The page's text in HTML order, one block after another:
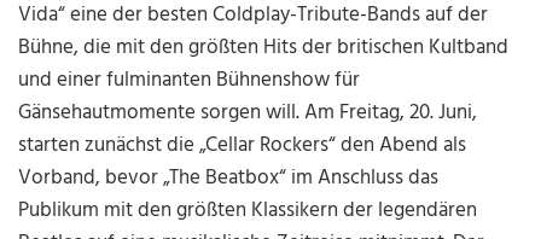
Vida“ eine der besten Coldplay-Tribute-Bands auf der
Bühne, die mit den größten Hits der britischen Kultband
und einer fulminanten Bühnenshow für
Gänsehautmomente sorgen will. Am Freitag, 20. Juni,
starten zunächst die „Cellar Rockers“ den Abend als
Vorband, bevor „The Beatbox“ im Anschluss das
Publikum mit den größten Klassikern der legendären